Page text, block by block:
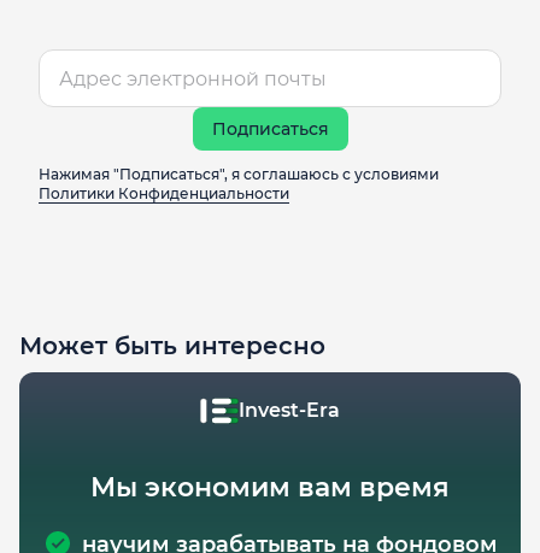
Подписаться
Нажимая "Подписаться", я соглашаюсь с условиями
Политики Конфиденциальности
Может быть интересно
Invest-Era
Мы экономим вам время
научим зарабатывать на фондовом